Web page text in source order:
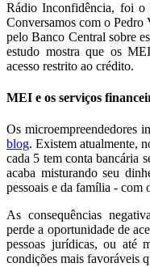
Rádio Inconfidência, foi
Conversamos com o
pelo Banco Central sobre
estudo mostra que os
acesso restrito ao crédito.
MEI e os serviços
Os microempreendedores
blog. Existem atualmente,
cada 5 tem conta bancária
acaba misturando seu
pessoais e da família - com
As consequências
perde a oportunidade de
pessoas jurídicas, ou até
condições mais favoráveis